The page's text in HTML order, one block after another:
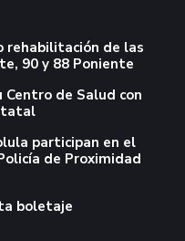
rehabilitación de las
90 y 88 Poniente
de Salud con
participan en el
de Proximidad
boletaje